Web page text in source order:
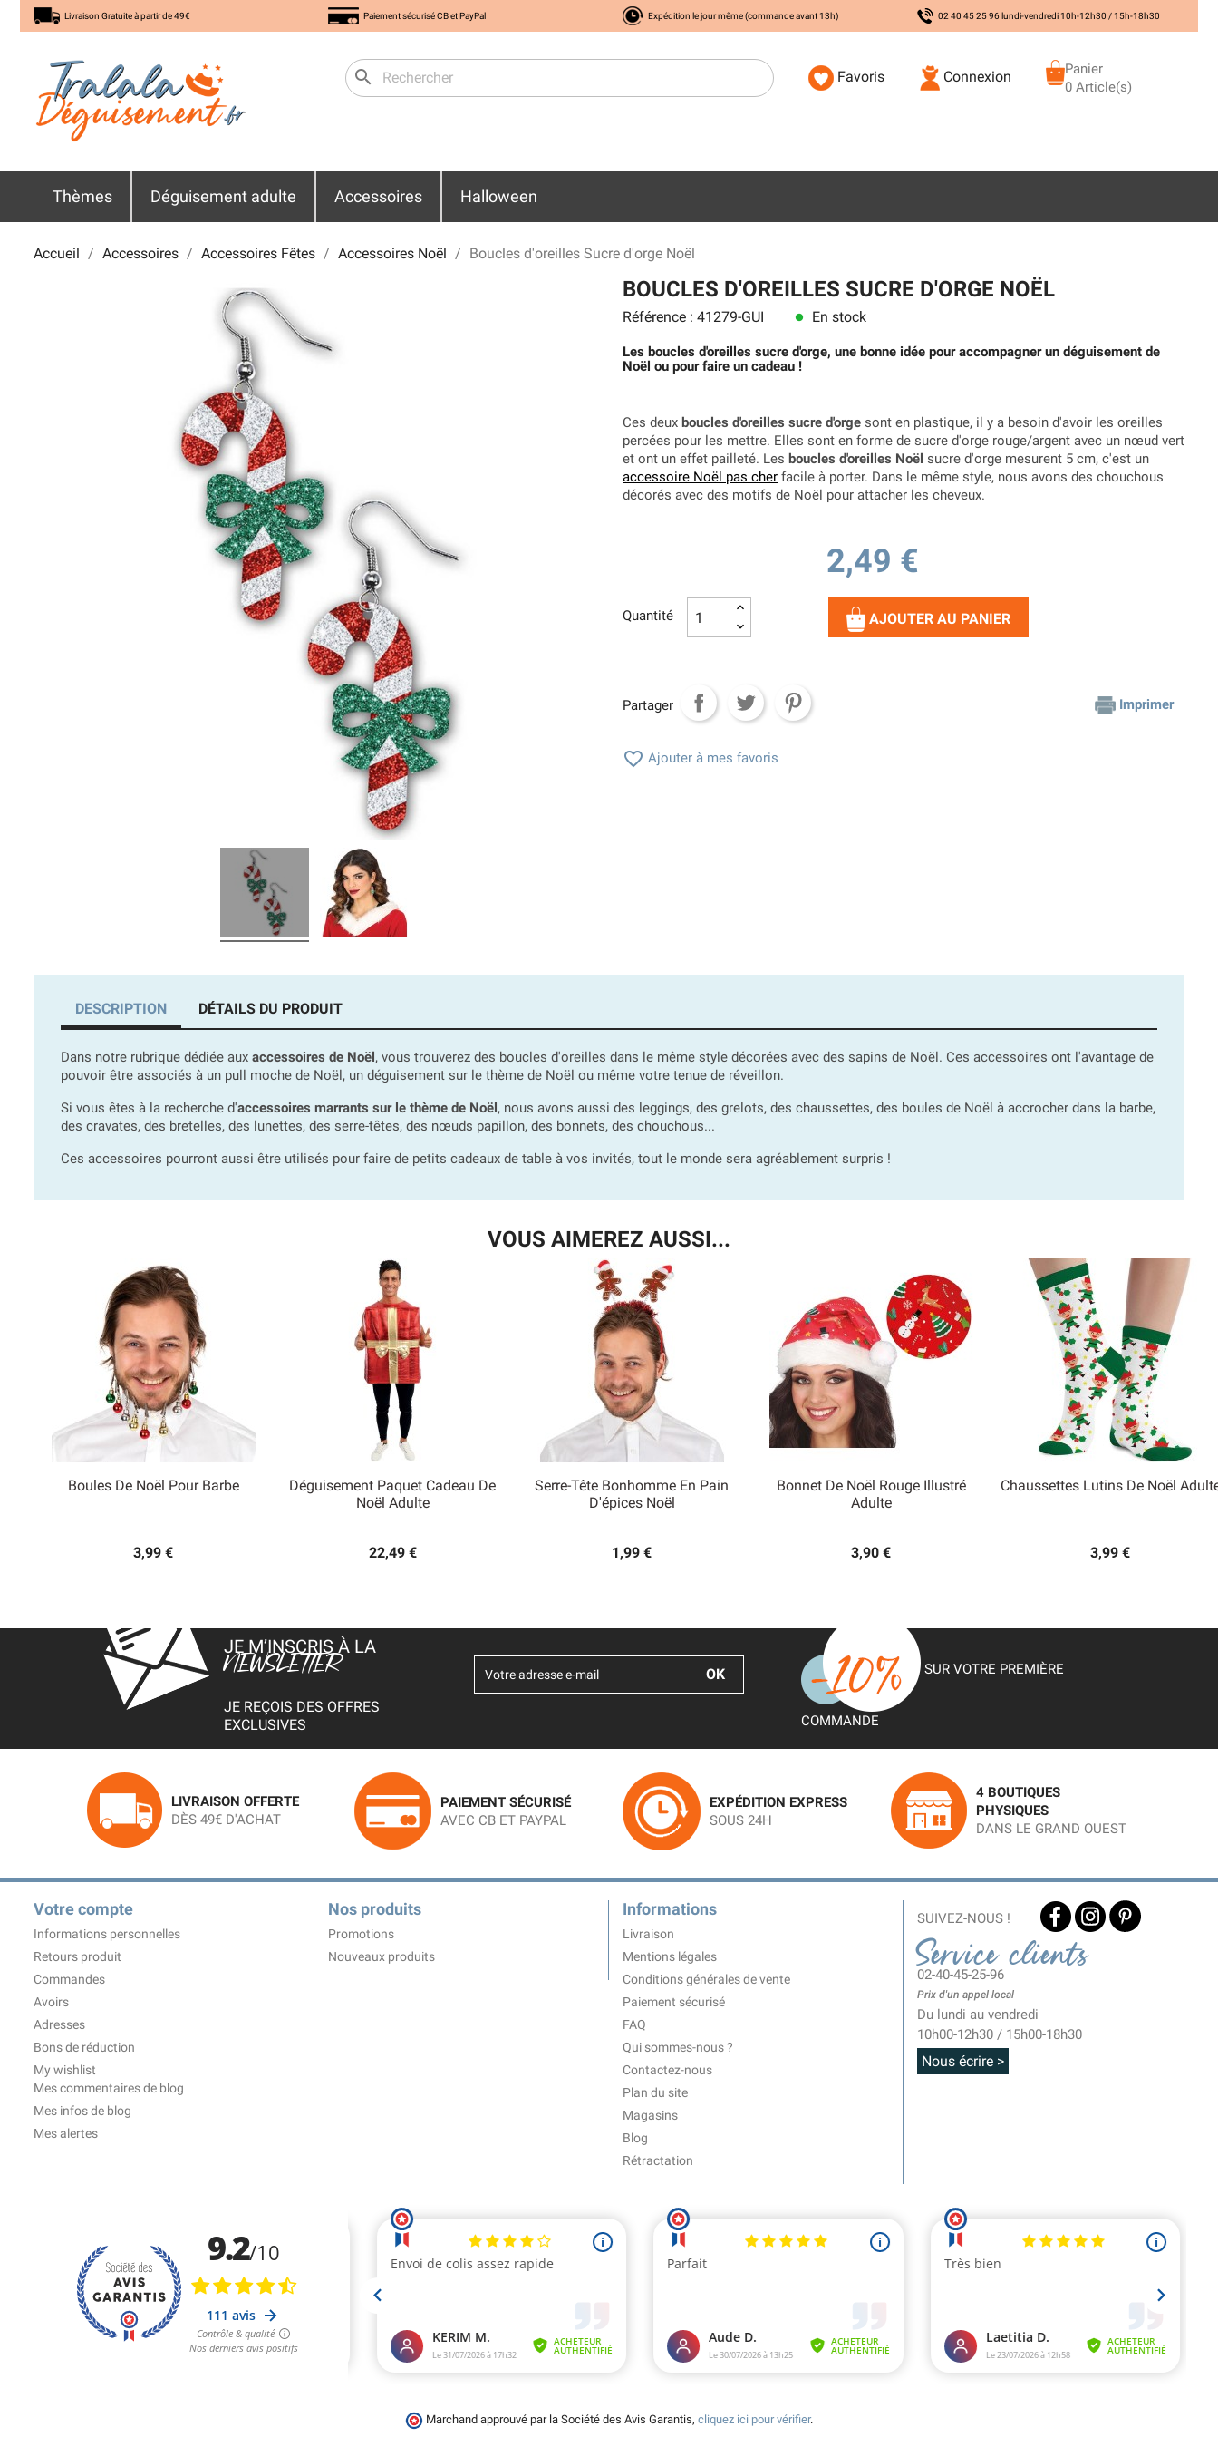
Livraison Gratuite à partir de 49€ Paiement sécurisé CB et PayPal Expédition le jour même (commande avant 13h) 02 40 45 25 96 lundi-vendredi 10h-12h30 / 15h-18h30
search Favoris Connexion
Panier
0 Article(s)
Thèmes Déguisement adulte Accessoires Halloween
Accueil Accessoires Accessoires Fêtes Accessoires Noël Boucles d'oreilles Sucre d'orge Noël
BOUCLES D'OREILLES SUCRE D'ORGE NOËL
Référence : 41279-GUI lens En stock
Les boucles d'oreilles sucre d'orge, une bonne idée pour accompagner un déguisement de
Noël ou pour faire un cadeau !
Ces deux boucles d'oreilles sucre d'orge sont en plastique, il y a besoin d'avoir les oreilles
percées pour les mettre. Elles sont en forme de sucre d'orge rouge/argent avec un nœud vert
et ont un effet pailleté. Les boucles d'oreilles Noël sucre d'orge mesurent 5 cm, c'est un
accessoire Noël pas cher facile à porter. Dans le même style, nous avons des chouchous
décorés avec des motifs de Noël pour attacher les cheveux.
2,49 €
Quantité AJOUTER AU PANIER
Partager Imprimer
 Ajouter à mes favoris
DESCRIPTION DÉTAILS DU PRODUIT
Dans notre rubrique dédiée aux accessoires de Noël , vous trouverez des boucles d'oreilles dans le même style décorées avec des sapins de Noël. Ces accessoires ont l'avantage de
pouvoir être associés à un pull moche de Noël, un déguisement sur le thème de Noël ou même votre tenue de réveillon.
Si vous êtes à la recherche d'accessoires marrants sur le thème de Noël , nous avons aussi des leggings, des grelots, des chaussettes, des boules de Noël à accrocher dans la barbe,
des cravates, des bretelles, des lunettes, des serre-têtes, des nœuds papillon, des bonnets, des chouchous...
Ces accessoires pourront aussi être utilisés pour faire de petits cadeaux de table à vos invités, tout le monde sera agréablement surpris !
VOUS AIMEREZ AUSSI...
Boules De Noël Pour Barbe
3,99 €
Déguisement Paquet Cadeau De
Noël Adulte
22,49 €
Aperçu rapide
Serre-Tête Bonhomme En Pain
D'épices Noël
1,99 €
Aperçu rapide
Bonnet De Noël Rouge Illustré
Adulte
3,90 €
Aperçu rapide
Chaussettes Lutins De Noël
3,99 €
JE M’INSCRIS À LA
NEWSLETTER
JE REÇOIS DES OFFRES
EXCLUSIVES
SUR VOTRE PREMIÈRE
COMMANDE
LIVRAISON OFFERTE
DÈS 49€ D'ACHAT
PAIEMENT SÉCURISÉ
AVEC CB ET PAYPAL
EXPÉDITION EXPRESS
SOUS 24H
4 BOUTIQUES
PHYSIQUES
DANS LE GRAND OUEST
Votre compte
Informations personnelles
Retours produit
Commandes
Avoirs
Adresses
Bons de réduction
My wishlist
Mes commentaires de blog
Mes infos de blog
Mes alertes
Nos produits
Promotions
Nouveaux produits
Informations
Livraison
Mentions légales
Conditions générales de vente
Paiement sécurisé
FAQ
Qui sommes-nous ?
Contactez-nous
Plan du site
Magasins
Blog
Rétractation
SUIVEZ-NOUS !
Service clients
02-40-45-25-96
Prix d'un appel local
Du lundi au vendredi
10h00-12h30 / 15h00-18h30
Nous écrire >
Marchand approuvé par la Société des Avis Garantis, cliquez ici pour vérifier.